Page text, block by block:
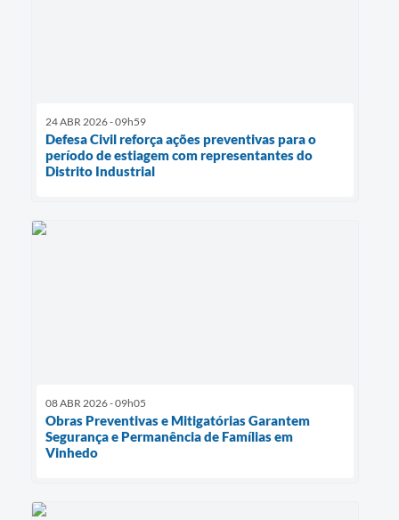
24 ABR 2026 - 09h59
Defesa Civil reforça ações preventivas para o
período de estiagem com representantes do
Distrito Industrial
08 ABR 2026 - 09h05
Obras Preventivas e Mitigatórias Garantem
Segurança e Permanência de Famílias em
Vinhedo